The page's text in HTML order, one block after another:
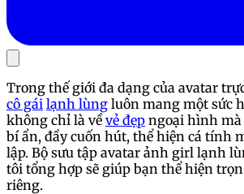
Trong thế giới đa dạng của avatar
cô gái lạnh lùng luôn mang một sức
không chỉ là vềvẻ đẹp ngoại hình
bí ẩn, đầy cuốn hút, thể hiện cá tính
lập. Bộ sưu tập avatar ảnh girl lạnh
tôi tổng hợp sẽ giúp bạn thể hiện
riêng.